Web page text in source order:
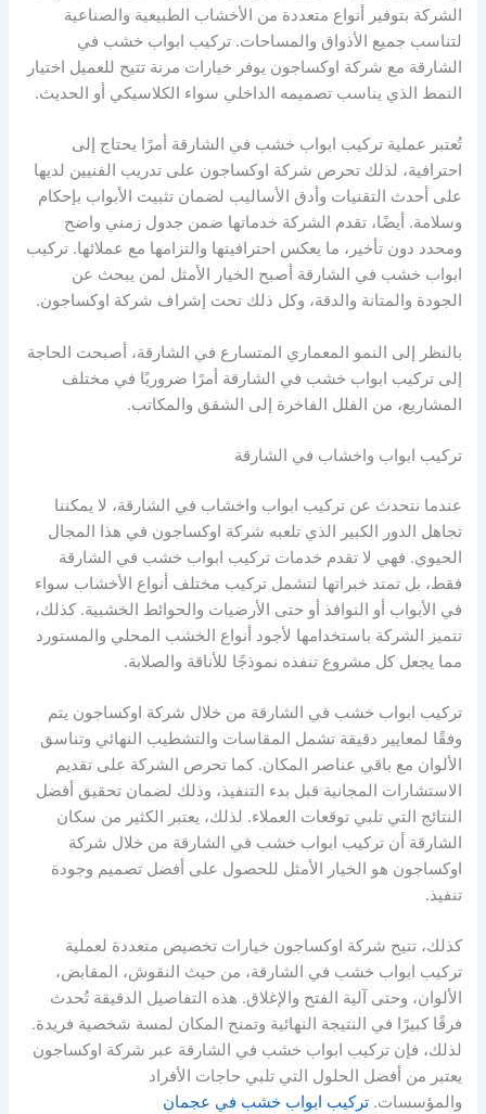
الشركة بتوفير أنواع متعددة من الأخشاب الطبيعية والصناعية
لتناسب جميع الأذواق والمساحات. تركيب ابواب خشب في
الشارقة مع شركة اوكساجون يوفر خيارات مرنة تتيح للعميل اختيار
النمط الذي يناسب تصميمه الداخلي سواء الكلاسيكي أو الحديث.
تُعتبر عملية تركيب ابواب خشب في الشارقة أمرًا يحتاج إلى
احترافية، لذلك تحرص شركة اوكساجون على تدريب الفنيين لديها
على أحدث التقنيات وأدق الأساليب لضمان تثبيت الأبواب بإحكام
وسلامة. أيضًا، تقدم الشركة خدماتها ضمن جدول زمني واضح
ومحدد دون تأخير، ما يعكس احترافيتها والتزامها مع عملائها. تركيب
ابواب خشب في الشارقة أصبح الخيار الأمثل لمن يبحث عن
الجودة والمتانة والدقة، وكل ذلك تحت إشراف شركة اوكساجون.
بالنظر إلى النمو المعماري المتسارع في الشارقة، أصبحت الحاجة
إلى تركيب ابواب خشب في الشارقة أمرًا ضروريًا في مختلف
المشاريع، من الفلل الفاخرة إلى الشقق والمكاتب.
تركيب ابواب واخشاب في الشارقة
عندما نتحدث عن تركيب ابواب واخشاب في الشارقة، لا يمكننا
تجاهل الدور الكبير الذي تلعبه شركة اوكساجون في هذا المجال
الحيوي. فهي لا تقدم خدمات تركيب ابواب خشب في الشارقة
فقط، بل تمتد خبراتها لتشمل تركيب مختلف أنواع الأخشاب سواء
في الأبواب أو النوافذ أو حتى الأرضيات والحوائط الخشبية. كذلك،
تتميز الشركة باستخدامها لأجود أنواع الخشب المحلي والمستورد
مما يجعل كل مشروع تنفذه نموذجًا للأناقة والصلابة.
تركيب ابواب خشب في الشارقة من خلال شركة اوكساجون يتم
وفقًا لمعايير دقيقة تشمل المقاسات والتشطيب النهائي وتناسق
الألوان مع باقي عناصر المكان. كما تحرص الشركة على تقديم
الاستشارات المجانية قبل بدء التنفيذ، وذلك لضمان تحقيق أفضل
النتائج التي تلبي توقعات العملاء. لذلك، يعتبر الكثير من سكان
الشارقة أن تركيب ابواب خشب في الشارقة من خلال شركة
اوكساجون هو الخيار الأمثل للحصول على أفضل تصميم وجودة
تنفيذ.
كذلك، تتيح شركة اوكساجون خيارات تخصيص متعددة لعملية
تركيب ابواب خشب في الشارقة، من حيث النقوش، المقابض،
الألوان، وحتى آلية الفتح والإغلاق. هذه التفاصيل الدقيقة تُحدث
فرقًا كبيرًا في النتيجة النهائية وتمنح المكان لمسة شخصية فريدة.
لذلك، فإن تركيب ابواب خشب في الشارقة عبر شركة اوكساجون
يعتبر من أفضل الحلول التي تلبي حاجات الأفراد
والمؤسسات.تركيب ابواب خشب في عجمان